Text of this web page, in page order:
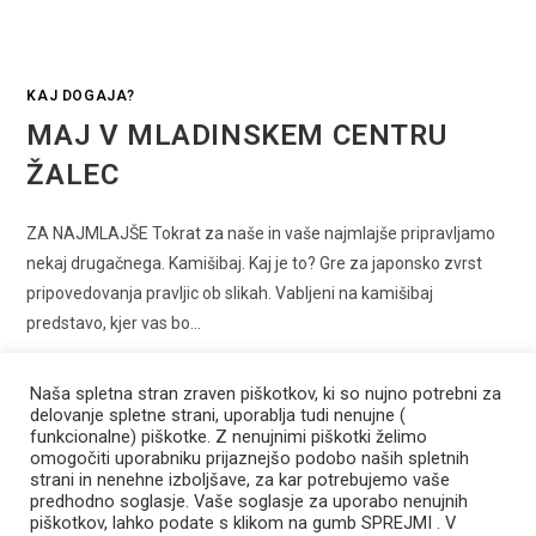
KAJ DOGAJA?
MAJ V MLADINSKEM CENTRU
ŽALEC
ZA NAJMLAJŠE Tokrat za naše in vaše najmlajše pripravljamo
nekaj drugačnega. Kamišibaj. Kaj je to? Gre za japonsko zvrst
pripovedovanja pravljic ob slikah. Vabljeni na kamišibaj
predstavo, kjer vas bo…
0 COMMENTS 16 MAJA, 2023
Mladinski center Žalec
Naša spletna stran zraven piškotkov, ki so nujno potrebni za
delovanje spletne strani, uporablja tudi nenujne (
funkcionalne) piškotke. Z nenujnimi piškotki želimo
omogočiti uporabniku prijaznejšo podobo naših spletnih
strani in nenehne izboljšave, za kar potrebujemo vaše
predhodno soglasje. Vaše soglasje za uporabo nenujnih
piškotkov, lahko podate s klikom na gumb SPREJMI . V